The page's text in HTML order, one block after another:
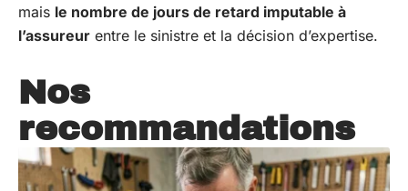
mais le nombre de jours de retard imputable à
l’assureur entre le sinistre et la décision d’expertise.
Nos
recommandations